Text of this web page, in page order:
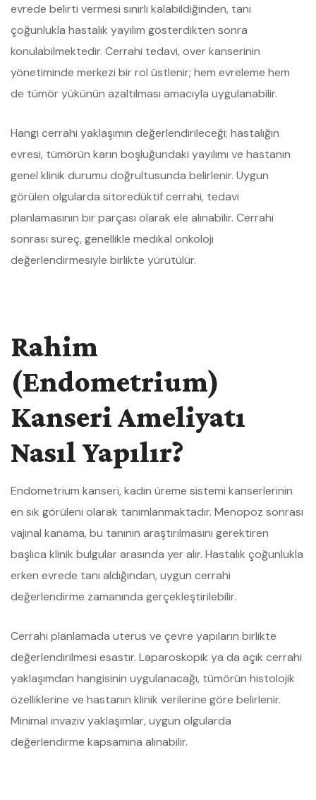
evrede belirti vermesi sınırlı kalabildiğinden, tanı
çoğunlukla hastalık yayılım gösterdikten sonra
konulabilmektedir. Cerrahi tedavi, over kanserinin
yönetiminde merkezi bir rol üstlenir; hem evreleme hem
de tümör yükünün azaltılması amacıyla uygulanabilir.
Hangi cerrahi yaklaşımın değerlendirileceği; hastalığın
evresi, tümörün karın boşluğundaki yayılımı ve hastanın
genel klinik durumu doğrultusunda belirlenir. Uygun
görülen olgularda sitoredüktif cerrahi, tedavi
planlamasının bir parçası olarak ele alınabilir. Cerrahi
sonrası süreç, genellikle medikal onkoloji
değerlendirmesiyle birlikte yürütülür.
Rahim
(Endometrium)
Kanseri Ameliyatı
Nasıl Yapılır?
Endometrium kanseri, kadın üreme sistemi kanserlerinin
en sık görüleni olarak tanımlanmaktadır. Menopoz sonrası
vajinal kanama, bu tanının araştırılmasını gerektiren
başlıca klinik bulgular arasında yer alır. Hastalık çoğunlukla
erken evrede tanı aldığından, uygun cerrahi
değerlendirme zamanında gerçekleştirilebilir.
Cerrahi planlamada uterus ve çevre yapıların birlikte
değerlendirilmesi esastır. Laparoskopik ya da açık cerrahi
yaklaşımdan hangisinin uygulanacağı, tümörün histolojik
özelliklerine ve hastanın klinik verilerine göre belirlenir.
Minimal invaziv yaklaşımlar, uygun olgularda
değerlendirme kapsamına alınabilir.